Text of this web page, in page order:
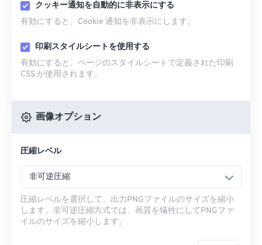
クッキー通知を自動的に非表示にする
有効にすると、Cookie 通知を非表示にします。
印刷スタイルシートを使用する
有効にすると、ページのスタイルシートで定義された印刷
CSS が使用されます。
画像オプション
圧縮レベル
非可逆圧縮
圧縮レベルを選択して、出力PNGファイルのサイズを縮小
します。非可逆圧縮方式では、画質を犠牲にしてPNGファ
イルのサイズを縮小します。